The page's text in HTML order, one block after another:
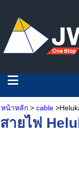
หน้าหลัก > cable
สายไฟ